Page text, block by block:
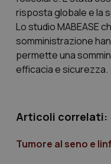
risposta globale e la
Lo studio MABEASE
somministrazione
permette una
efficacia e sicurezza.
Articoli correlati:
Tumore al seno e